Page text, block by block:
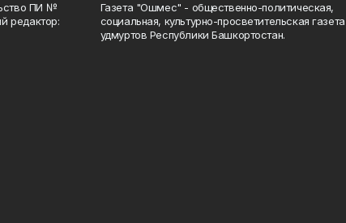
ПИ №
редактор:
Газета "Ошмес" - общественно-политическая,
социальная, культурно-просветительская газета
удмуртов Республики Башкортостан.